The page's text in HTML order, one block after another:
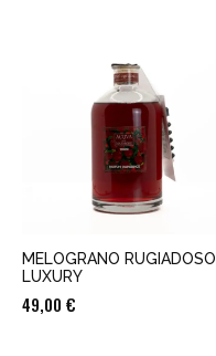
MELOGRANO RUGIADOSO
LUXURY
49,00 €